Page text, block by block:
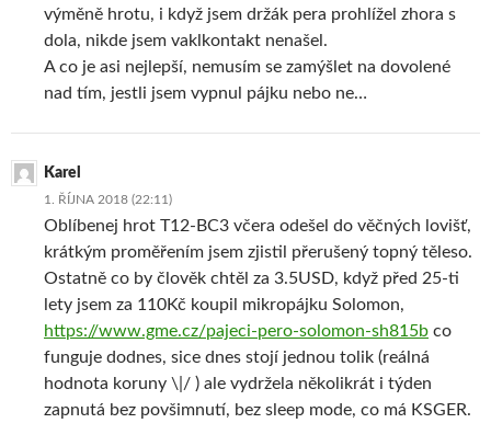
výměně hrotu, i když jsem držák pera prohlížel zhora s
dola, nikde jsem vaklkontakt nenašel.
A co je asi nejlepší, nemusím se zamýšlet na dovolené
nad tím, jestli jsem vypnul pájku nebo ne…
Karel
1. ŘÍJNA 2018 (22:11)
Oblíbenej hrot T12-BC3 včera odešel do věčných lovišť,
krátkým proměřením jsem zjistil přerušený topný těleso.
Ostatně co by člověk chtěl za 3.5USD, když před 25-ti
lety jsem za 110Kč koupil mikropájku Solomon,
https://www.gme.cz/pajeci-pero-solomon-sh815b co
funguje dodnes, sice dnes stojí jednou tolik (reálná
hodnota koruny \|/ ) ale vydržela několikrát i týden
zapnutá bez povšimnutí, bez sleep mode, co má KSGER.